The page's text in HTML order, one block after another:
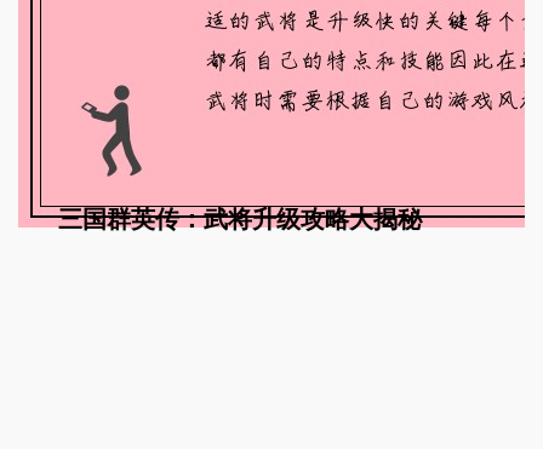
三国群英传：武将升级攻略大揭秘